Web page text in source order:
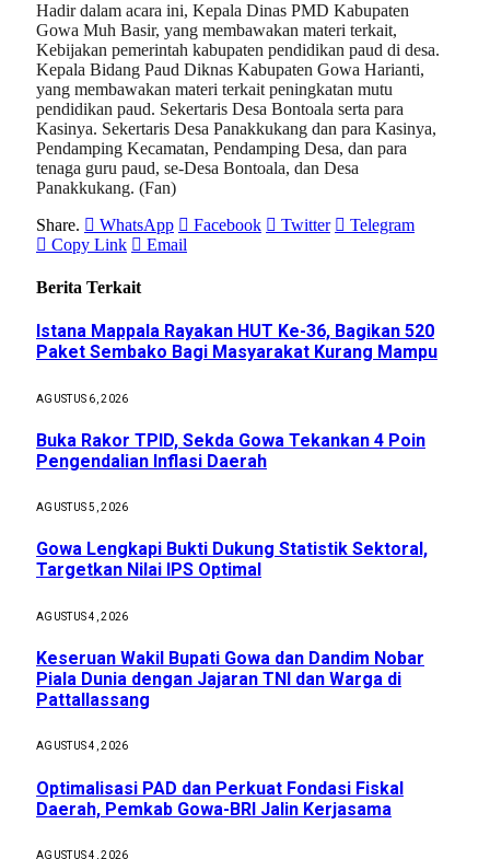
Hadir dalam acara ini, Kepala Dinas PMD Kabupaten
Gowa Muh Basir, yang membawakan materi terkait,
Kebijakan pemerintah kabupaten pendidikan paud di desa.
Kepala Bidang Paud Diknas Kabupaten Gowa Harianti,
yang membawakan materi terkait peningkatan mutu
pendidikan paud. Sekertaris Desa Bontoala serta para
Kasinya. Sekertaris Desa Panakkukang dan para Kasinya,
Pendamping Kecamatan, Pendamping Desa, dan para
tenaga guru paud, se-Desa Bontoala, dan Desa
Panakkukang. (Fan)
Share.
WhatsApp Facebook Twitter
Telegram
Copy Link
Email
Berita Terkait
Istana Mappala Rayakan HUT Ke-36, Bagikan 520
Paket Sembako Bagi Masyarakat Kurang Mampu
AGUSTUS 6, 2026
Buka Rakor TPID, Sekda Gowa Tekankan 4 Poin
Pengendalian Inflasi Daerah
AGUSTUS 5, 2026
Gowa Lengkapi Bukti Dukung Statistik Sektoral,
Targetkan Nilai IPS Optimal
AGUSTUS 4, 2026
Keseruan Wakil Bupati Gowa dan Dandim Nobar
Piala Dunia dengan Jajaran TNI dan Warga di
Pattallassang
AGUSTUS 4, 2026
Optimalisasi PAD dan Perkuat Fondasi Fiskal
Daerah, Pemkab Gowa-BRI Jalin Kerjasama
AGUSTUS 4, 2026